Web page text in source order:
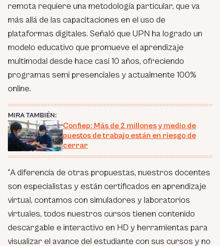
remota requiere una metodología particular, que va
más allá de las capacitaciones en el uso de
plataformas digitales. Señaló que UPN ha logrado un
modelo educativo que promueve el aprendizaje
multimodal desde hace casi 10 años, ofreciendo
programas semi presenciales y actualmente 100%
online.
MIRA TAMBIÉN:
Confiep: Más de 2 millones y medio de
puestos de trabajo están en riesgo de
cerrar
“A diferencia de otras propuestas, nuestros docentes
son especialistas y están certificados en aprendizaje
virtual, contamos con simuladores y laboratorios
virtuales, todos nuestros cursos tienen contenido
descargable e interactivo en HD y herramientas para
visualizar el avance del estudiante con sus cursos y no